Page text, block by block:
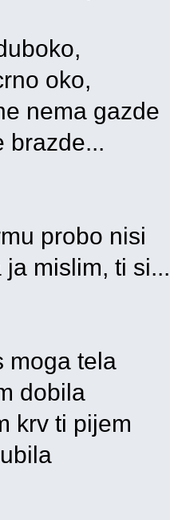
oko,
nema gazde
brazde...
probo nisi
mislim, ti si...
moga tela
dobila
krv ti pijem